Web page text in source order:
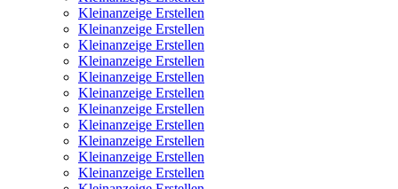
Kleinanzeige Erstellen
Kleinanzeige Erstellen
Kleinanzeige Erstellen
Kleinanzeige Erstellen
Kleinanzeige Erstellen
Kleinanzeige Erstellen
Kleinanzeige Erstellen
Kleinanzeige Erstellen
Kleinanzeige Erstellen
Kleinanzeige Erstellen
Kleinanzeige Erstellen